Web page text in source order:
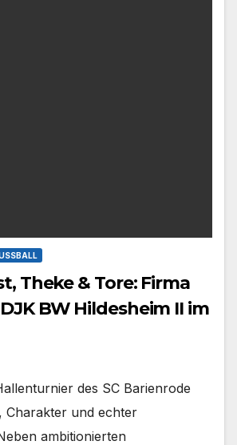
Theke & Tore: Firma
BW Hildesheim II im
des SC Barienrode
Charakter und echter
ambitionierten